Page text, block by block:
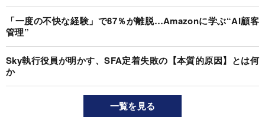
「一度の不快な経験」で87％が離脱…Amazonに学ぶ“AI顧客
管理”
Sky執行役員が明かす、SFA定着失敗の【本質的原因】とは何
か
一覧を見る